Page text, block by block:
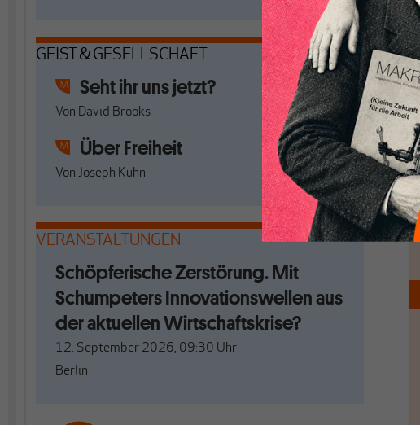
GEIST & GESELLSCHAFT
Seht ihr uns jetzt?
Von David Brooks
Über Freiheit
Von Joseph Kuhn
VERANSTALTUNGEN
Schöpferische Zerstörung. Mit
Schumpeters Innovationswellen aus
der aktuellen Wirtschaftskrise?
12. September 2026, 09:30 Uhr
Berlin